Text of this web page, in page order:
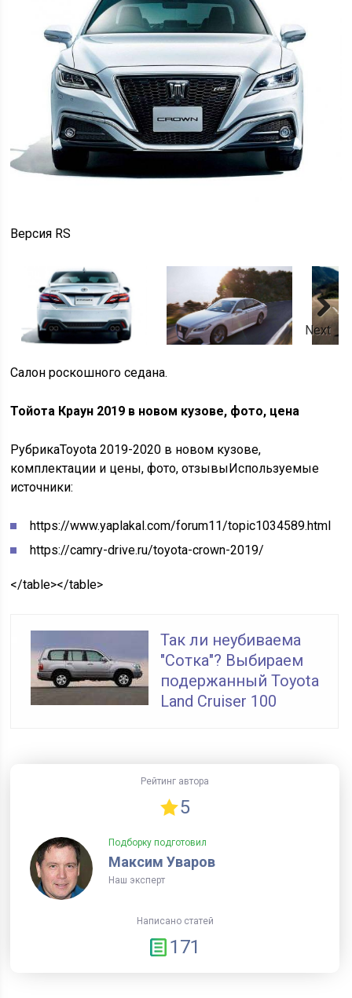
Версия RS
Next
Салон роскошного седана.
Тойота Краун 2019 в новом кузове, фото, цена
РубрикаToyota 2019-2020 в новом кузове,
комплектации и цены, фото, отзывыИспользуемые
источники:
https://www.yaplakal.com/forum11/topic1034589.html
https://camry-drive.ru/toyota-crown-2019/
</table></table>
Так ли неубиваема
"Сотка"? Выбираем
подержанный Toyota
Land Cruiser 100
Рейтинг автора
5
Подборку подготовил
Максим Уваров
Наш эксперт
Написано статей
171